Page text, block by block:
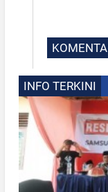
INFO TERKINI